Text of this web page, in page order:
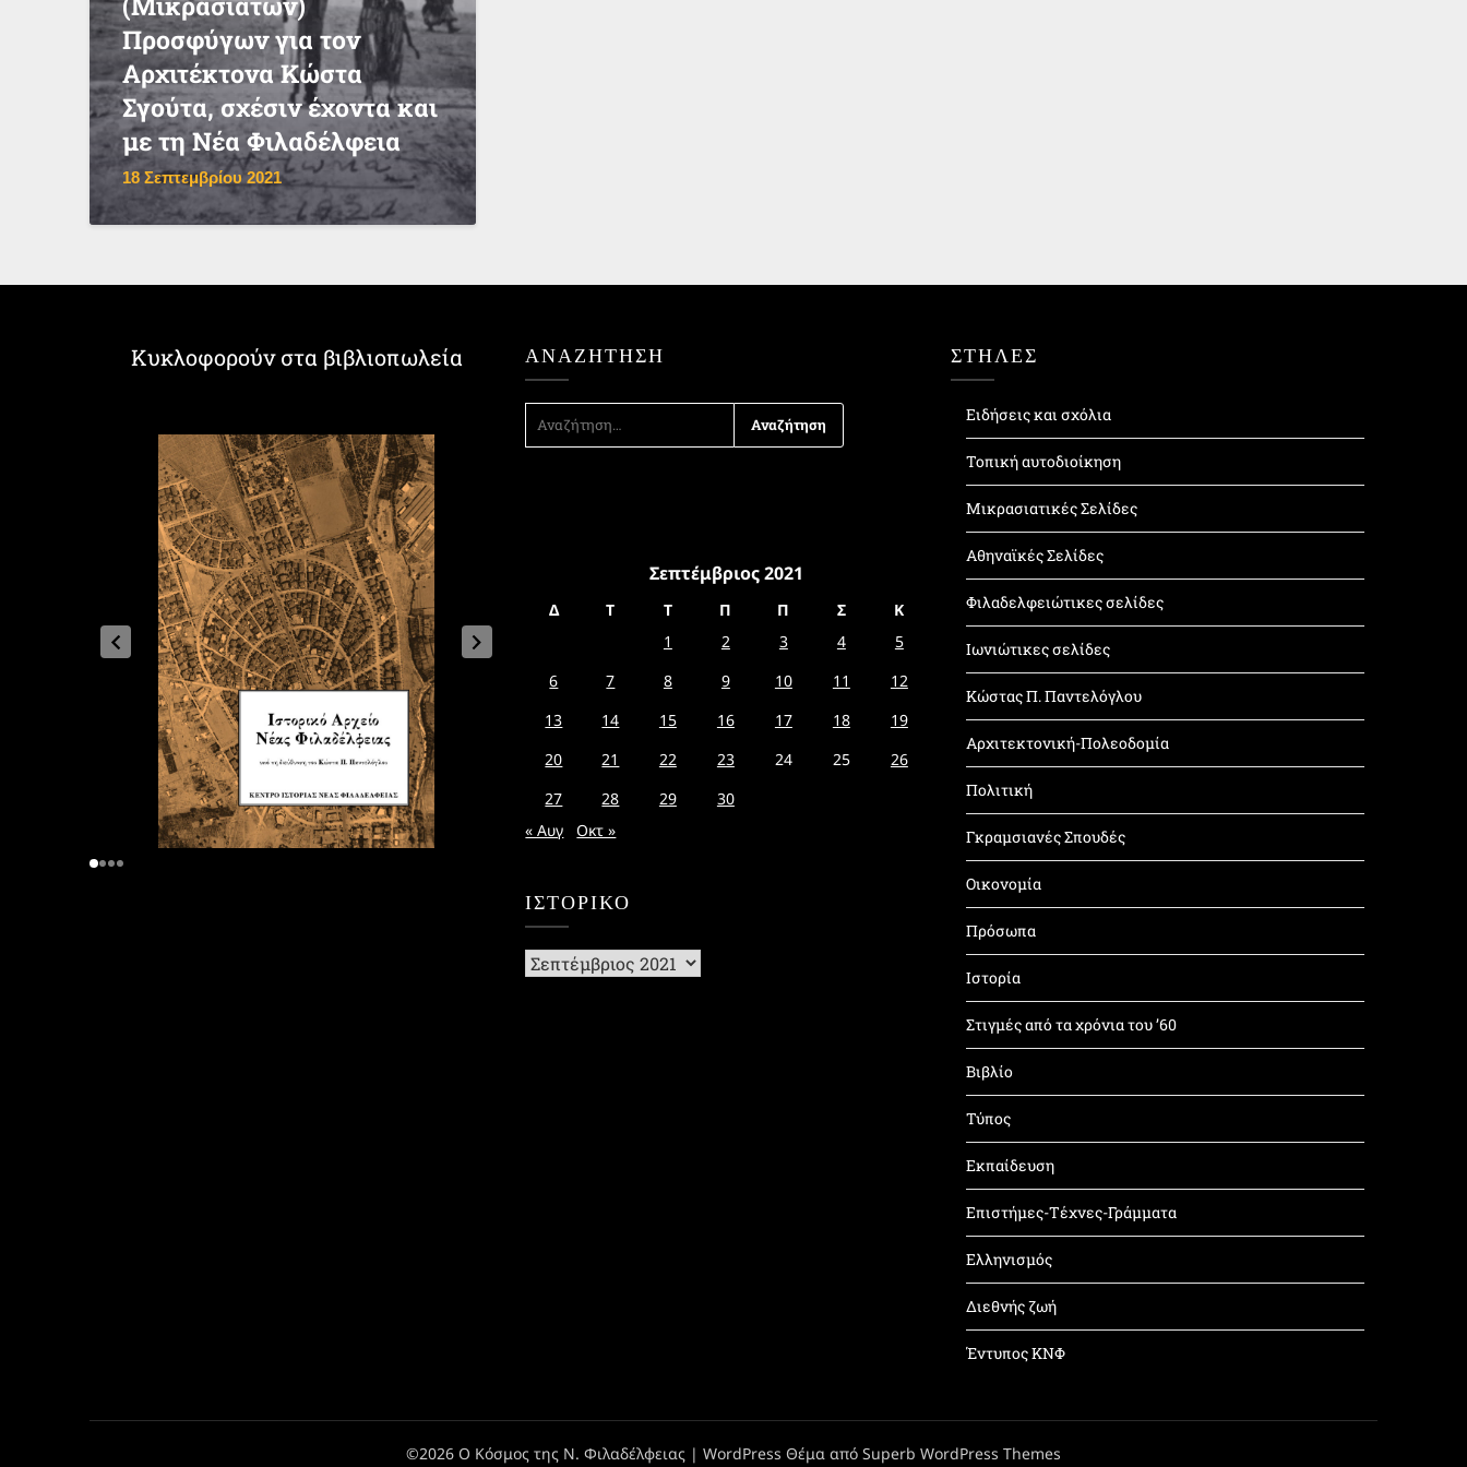
Προσφύγων για τον
Αρχιτέκτονα Κώστα
Σγούτα, σχέσιν έχοντα και
με τη Νέα Φιλαδέλφεια
18 Σεπτεμβρίου 2021
Κυκλοφορούν στα βιβλιοπωλεία ΑΝΑΖΉΤΗΣΗ
ΓΙΑ:
Σεπτέμβριος 2021
Δ Τ Τ Π Π Σ
Κ
1
2 3 4
5
6
7 8 9 10 11
12
13
14 15 16 17 18
19
20
21 22 23 24 25
26
27
28 29
30
« Αυγ
Οκτ »
ΙΣΤΟΡΙΚΌ
Ιστορικό
ΣΤΗΛΕΣ
Ειδήσεις και σχόλια
Τοπική αυτοδιοίκηση
Μικρασιατικές Σελίδες
Αθηναϊκές Σελίδες
Φιλαδελφειώτικες σελίδες
Ιωνιώτικες σελίδες
Κώστας Π. Παντελόγλου
Αρχιτεκτονική-Πολεοδομία
Πολιτική
Γκραμσιανές Σπουδές
Οικονομία
Πρόσωπα
Ιστορία
Στιγμές από τα χρόνια του ’60
Βιβλίο
Τύπος
Εκπαίδευση
Επιστήμες-Τέχνες-Γράμματα
Ελληνισμός
Διεθνής ζωή
Έντυπος ΚΝΦ
©2026 Ο Κόσμος της Ν. Φιλαδέλφειας | WordPress Θέμα από Superb WordPress Themes